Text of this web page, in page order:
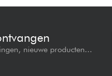
nieuwe producten...